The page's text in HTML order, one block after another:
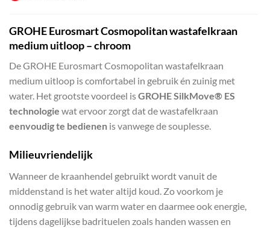
GROHE Eurosmart Cosmopolitan wastafelkraan
medium uitloop – chroom
De GROHE Eurosmart Cosmopolitan wastafelkraan
medium uitloop is comfortabel in gebruik én zuinig met
water. Het grootste voordeel isGROHE SilkMove® ES
technologie wat ervoor zorgt dat de wastafelkraan
eenvoudig te bedienen is vanwege de souplesse.
Milieuvriendelijk
Wanneer de kraanhendel gebruikt wordt vanuit de
middenstand is het water altijd koud. Zo voorkom je
onnodig gebruik van warm water en daarmee ook energie,
tijdens dagelijkse badrituelen zoals handen wassen en